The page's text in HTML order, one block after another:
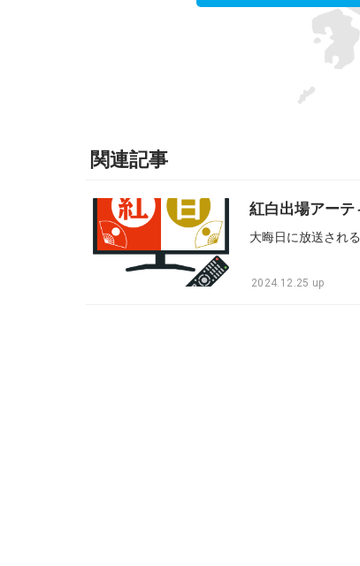
関連記事
紅白出場アー
2024.12.25 up